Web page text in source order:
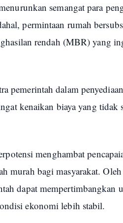
semangat para
permintaan rumah
rendah (MBR) yang
pemerintah dalam
kenaikan biaya yang tidak
menghambat
murah bagi masyarakat.
dapat mempertimbangkan
ekonomi lebih stabil.